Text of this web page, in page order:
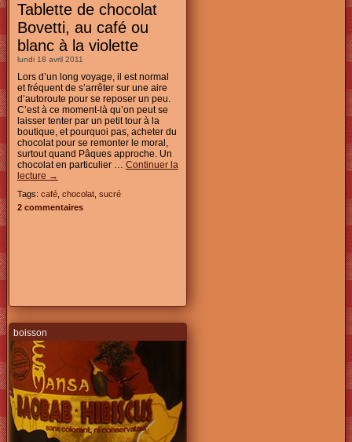
Tablette de chocolat
Bovetti, au café ou
blanc à la violette
lundi 18 avril 2011
Lors d’un long voyage, il est normal
et fréquent de s’arrêter sur une aire
d’autoroute pour se reposer un peu.
C’est à ce moment-là qu’on peut se
laisser tenter par un petit tour à la
boutique, et pourquoi pas, acheter du
chocolat pour se remonter le moral,
surtout quand Pâques approche. Un
chocolat en particulier … Continuer la
lecture →
Tags: café, chocolat, sucré
2 commentaires
boisson